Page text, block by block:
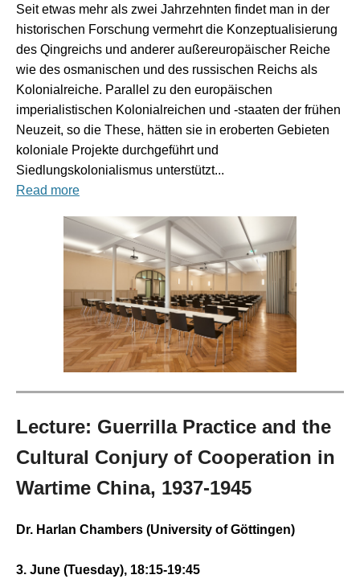
Seit etwas mehr als zwei Jahrzehnten findet man in der
historischen Forschung vermehrt die Konzeptualisierung
des Qingreichs und anderer außereuropäischer Reiche
wie des osmanischen und des russischen Reichs als
Kolonialreiche. Parallel zu den europäischen
imperialistischen Kolonialreichen und -staaten der frühen
Neuzeit, so die These, hätten sie in eroberten Gebieten
koloniale Projekte durchgeführt und
Siedlungskolonialismus unterstützt...
Read more
Lecture: Guerrilla Practice and the
Cultural Conjury of Cooperation in
Wartime China, 1937-1945
Dr. Harlan Chambers (University of Göttingen)
3. June (Tuesday), 18:15-19:45